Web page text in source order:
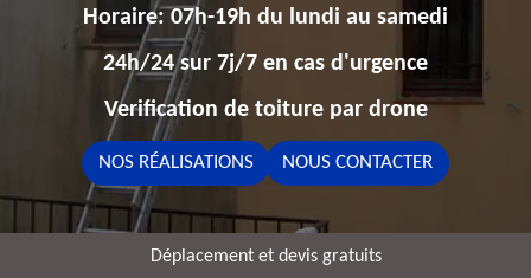
Horaire: 07h-19h du lundi au samedi
24h/24 sur 7j/7 en cas d'urgence
Verification de toiture par drone
NOS RÉALISATIONS NOUS CONTACTER
Déplacement et devis gratuits